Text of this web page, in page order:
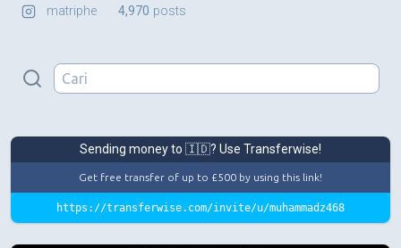
matriphe
4,970 posts
Sending money to 🇮🇩? Use Transferwise!
Get free transfer of up to £500 by using this link!
https://transferwise.com/invite/u/muhammadz468